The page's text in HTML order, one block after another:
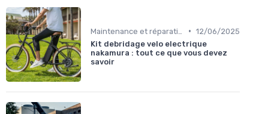
• 12/06/2025
Kit debridage velo electrique
nakamura : tout ce que vous devez
savoir